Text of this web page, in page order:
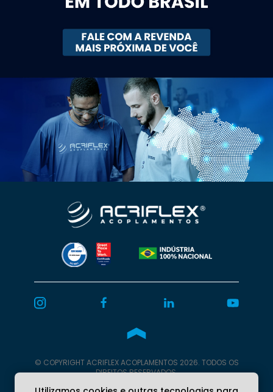
© COPYRIGHTACRIFLEXACOPLAMENTOS 2026. TODOS OS
DIREITOS RESERVADOS.